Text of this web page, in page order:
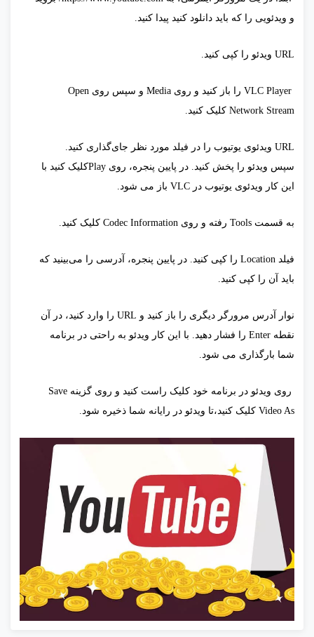
و ویدئویی را که باید دانلود کنید پیدا کنید.
URL ویدئو را کپی کنید.
VLC Player را باز کنید و روی Media و سپس روی Open
Network Stream کلیک کنید.
URL ویدئوی یوتیوب را در فیلد مورد نظر جای‌گذاری کنید.
سپس ويدئو را پخش کنید. در پایین پنجره، روی Playکلیک کنید با
این کار ویدئوی یوتیوب در VLC باز می شود.
به قسمت Tools رفته و روی Codec Information کلیک کنید.
فیلد Location را کپی کنید. در پایین پنجره، آدرسی را می‌بینید که
باید آن را کپی کنید.
نوار آدرس مرورگر دیگری را باز کنید و URL را وارد کنید، در آن
نقطه Enter را فشار دهید. با این کار ویدئو به راحتی در برنامه
شما بارگذاری می شود.
روی ویدئو در برنامه خود کلیک راست کنید و روی گزینه Save
Video As کلیک کنید،تا ویدئو در رایانه شما ذخیره شود.